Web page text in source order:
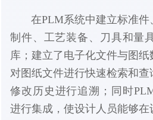
在PLM系统中建立标准件
制件、工艺装备、刀具和量
库；建立了电子化文件与图
对图纸文件进行快速检索和
修改历史进行追溯；同时
进行集成，使设计人员能够在